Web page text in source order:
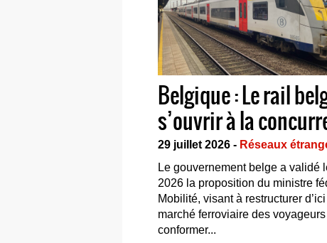
Belgique : Le rail
s’ouvrir à la
29 juillet 2026 - Réseaux
Le gouvernement belge a validé
2026 la proposition du ministre
Mobilité, visant à restructurer
marché ferroviaire des
conformer...